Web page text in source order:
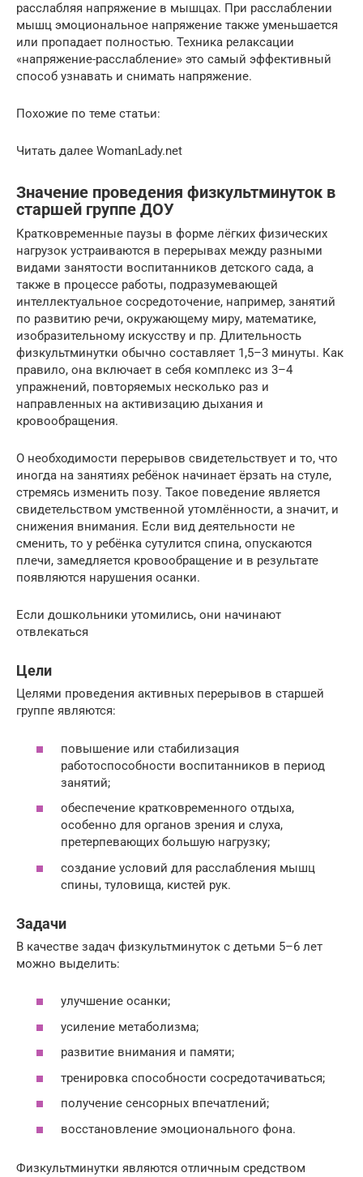
расслабляя напряжение в мышцах. При расслаблении
мышц эмоциональное напряжение также уменьшается
или пропадает полностью. Техника релаксации
«напряжение-расслабление» это самый эффективный
способ узнавать и снимать напряжение.
Похожие по теме статьи:
Читать далее WomanLady.net
Значение проведения физкультминуток в
старшей группе ДОУ
Кратковременные паузы в форме лёгких физических
нагрузок устраиваются в перерывах между разными
видами занятости воспитанников детского сада, а
также в процессе работы, подразумевающей
интеллектуальное сосредоточение, например, занятий
по развитию речи, окружающему миру, математике,
изобразительному искусству и пр. Длительность
физкультминутки обычно составляет 1,5–3 минуты. Как
правило, она включает в себя комплекс из 3–4
упражнений, повторяемых несколько раз и
направленных на активизацию дыхания и
кровообращения.
О необходимости перерывов свидетельствует и то, что
иногда на занятиях ребёнок начинает ёрзать на стуле,
стремясь изменить позу. Такое поведение является
свидетельством умственной утомлённости, а значит, и
снижения внимания. Если вид деятельности не
сменить, то у ребёнка сутулится спина, опускаются
плечи, замедляется кровообращение и в результате
появляются нарушения осанки.
Если дошкольники утомились, они начинают
отвлекаться
Цели
Целями проведения активных перерывов в старшей
группе являются:
повышение или стабилизация
работоспособности воспитанников в период
занятий;
обеспечение кратковременного отдыха,
особенно для органов зрения и слуха,
претерпевающих большую нагрузку;
создание условий для расслабления мышц
спины, туловища, кистей рук.
Задачи
В качестве задач физкультминуток с детьми 5–6 лет
можно выделить:
улучшение осанки;
усиление метаболизма;
развитие внимания и памяти;
тренировка способности сосредотачиваться;
получение сенсорных впечатлений;
восстановление эмоционального фона.
Физкультминутки являются отличным средством